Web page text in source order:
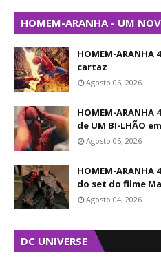
HOMEM-ARANHA - UM
HOMEM-
cartaz
Agosto 06, 2026
HOMEM-
de UM BI-LHÃO
Agosto 05, 2026
HOMEM-
do set do filme
Agosto 04, 2026
DC UNIVERSE